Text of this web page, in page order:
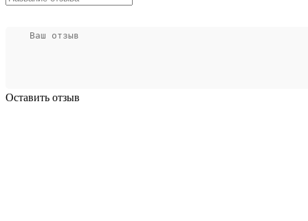
Оставить отзыв